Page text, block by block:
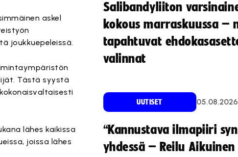
askel
joukkuepeleissä.
Tästä syystä
lähes kaikissa
joissa lähes
Salibandyliiton
kokous marraskuussa –
tapahtuvat
valinnat
UUTISET 05.08.2026
“Kannustava ilmapiiri
yhdessä – Reilu